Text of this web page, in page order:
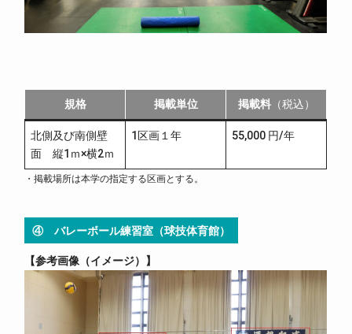
規格 掲載単位 掲載料（税込）
北側及び南側壁
面 縦1ｍ×横2ｍ
1区画１年 55,000 円/年
・掲載場所は本学の指定する区画とする。
④ バレーボール練習室（球技体育館）
参考画像（イメージ）